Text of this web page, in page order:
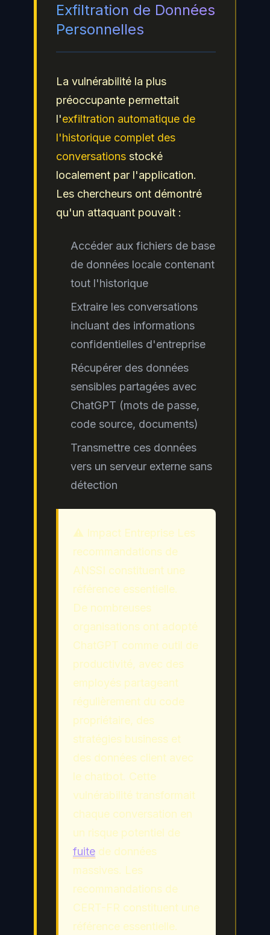
Exfiltration de Données
Personnelles
La vulnérabilité la plus
préoccupante permettait
l'exfiltration automatique de
l'historique complet des
conversations stocké
localement par l'application.
Les chercheurs ont démontré
qu'un attaquant pouvait :
Accéder aux fichiers de base
de données locale contenant
tout l'historique
Extraire les conversations
incluant des informations
confidentielles d'entreprise
Récupérer des données
sensibles partagées avec
ChatGPT (mots de passe,
code source, documents)
Transmettre ces données
vers un serveur externe sans
détection
⚠️ Impact Entreprise Les
recommandations de
ANSSI constituent une
référence essentielle.
De nombreuses
organisations ont adopté
ChatGPT comme outil de
productivité, avec des
employés partageant
régulièrement du code
propriétaire, des
stratégies business et
des données client avec
le chatbot. Cette
vulnérabilité transformait
chaque conversation en
un risque potentiel de
fuite de données
massives. Les
recommandations de
CERT-FR constituent une
référence essentielle.